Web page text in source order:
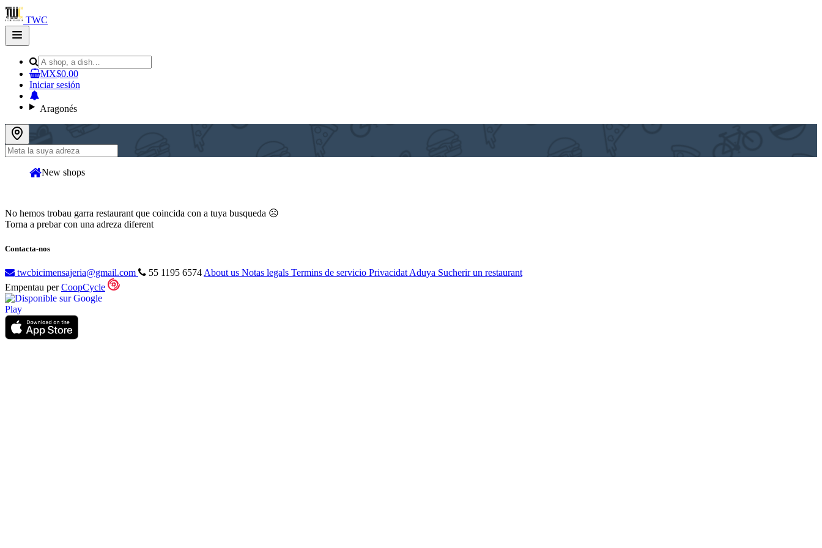
TWC
Open
main
MX$0.00
Iniciar sesión
Aragonés
New shops
No hemos trobau garra restaurant que coincida con a tuya busqueda ☹
Torna a prebar con una adreza diferent
Contacta-nos
twcbicimensajeria@gmail.com 55 1195 6574 About us Notas legals Termins de servicio Privacidat Aduya Sucherir un restaurant
Empentau perCoopCycle